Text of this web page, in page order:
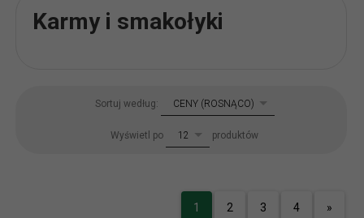
Karmy i smakołyki
Sortuj według: sortCENY (ROSNĄCO)
Wyświetl po pop12 produktów
1 2 3 4 »